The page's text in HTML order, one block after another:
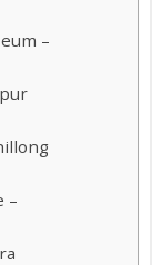
–
–